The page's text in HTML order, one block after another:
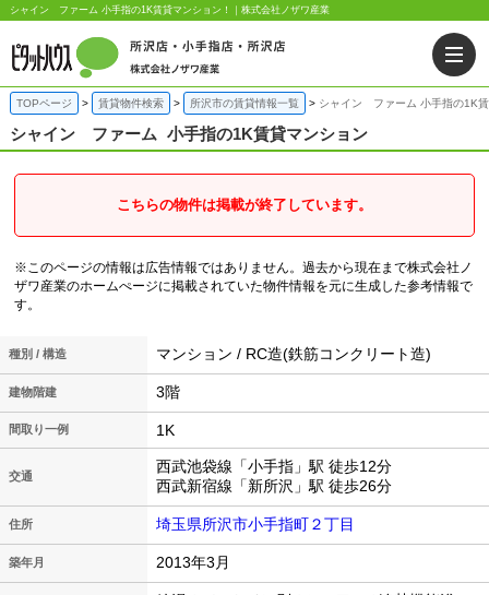
シャイン ファーム 小手指の1K賃貸マンション！｜株式会社ノザワ産業
TOPページ 賃貸物件検索 所沢市の賃貸情報一覧 シャイン ファーム 小手指の1K
シャイン ファーム 小手指の1K賃貸マンション
こちらの物件は掲載が終了しています。
※このページの情報は広告情報ではありません。過去から現在まで株式会社ノ
ザワ産業のホームぺージに掲載されていた物件情報を元に生成した参考情報で
す。
種別 / 構造 マンション / RC造(鉄筋コンクリート造)
建物階建 3階
間取り一例 1K
交通
西武池袋線「小手指」駅 徒歩12分
西武新宿線「新所沢」駅 徒歩26分
住所 埼玉県所沢市小手指町２丁目
築年月 2013年3月